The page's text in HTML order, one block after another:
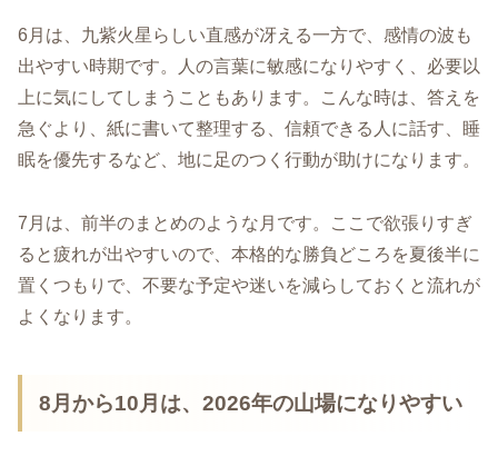
6月は、九紫火星らしい直感が冴える一方で、感情の波も
出やすい時期です。人の言葉に敏感になりやすく、必要以
上に気にしてしまうこともあります。こんな時は、答えを
急ぐより、紙に書いて整理する、信頼できる人に話す、睡
眠を優先するなど、地に足のつく行動が助けになります。
7月は、前半のまとめのような月です。ここで欲張りすぎ
ると疲れが出やすいので、本格的な勝負どころを夏後半に
置くつもりで、不要な予定や迷いを減らしておくと流れが
よくなります。
8月から10月は、2026年の山場になりやすい